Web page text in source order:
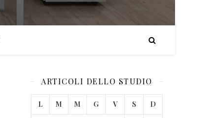
ARTICOLI DELLO STUDIO
L M M G V S D